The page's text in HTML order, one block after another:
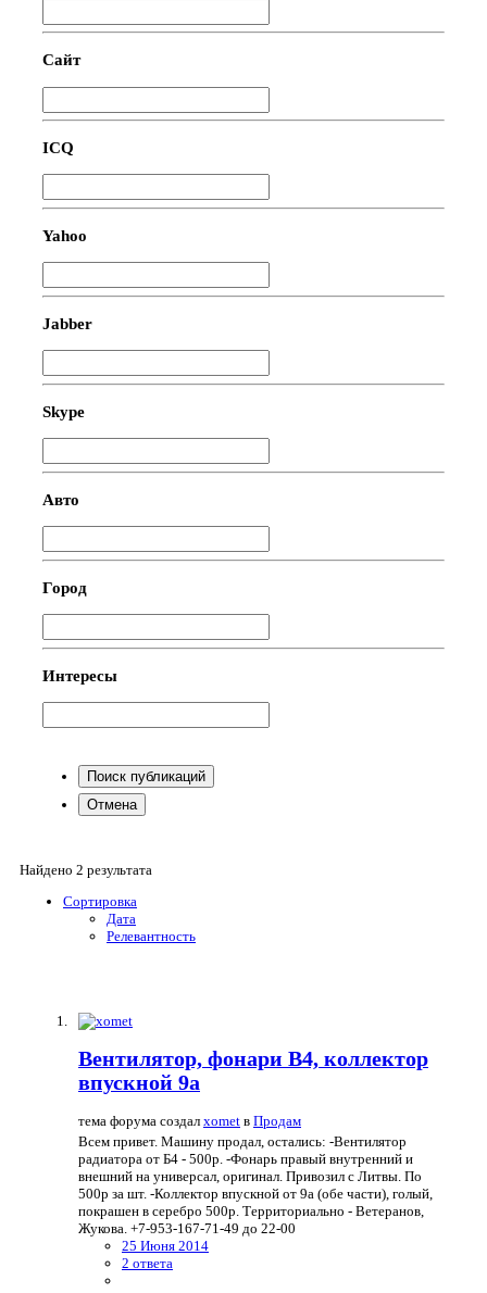
Сайт
ICQ
Yahoo
Jabber
Skype
Авто
Город
Интересы
Поиск публикаций
Отмена
Найдено 2 результата
Сортировка
Дата
Релевантность
Вентилятор, фонари B4, коллектор
впускной 9a
тема форума создал xomet в Продам
Всем привет. Машину продал, остались: -Вентилятор
радиатора от Б4 - 500р. -Фонарь правый внутренний и
внешний на универсал, оригинал. Привозил с Литвы. По
500р за шт. -Коллектор впускной от 9а (обе части), голый,
покрашен в серебро 500р. Территориально - Ветеранов,
Жукова. +7-953-167-71-49 до 22-00
25 Июня 2014
2 ответа